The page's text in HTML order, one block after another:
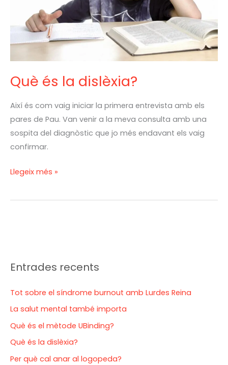
Què és la dislèxia?
Així és com vaig iniciar la primera entrevista amb els
pares de Pau. Van venir a la meva consulta amb una
sospita del diagnòstic que jo més endavant els vaig
confirmar.
Llegeix més »
Entrades recents
Tot sobre el síndrome burnout amb Lurdes Reina
La salut mental també importa
Què és el mètode UBinding?
Què és la dislèxia?
Per què cal anar al logopeda?